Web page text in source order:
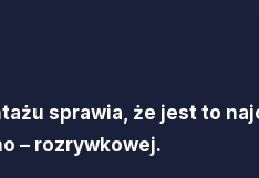
sprawia, że jest to
– rozrywkowej.